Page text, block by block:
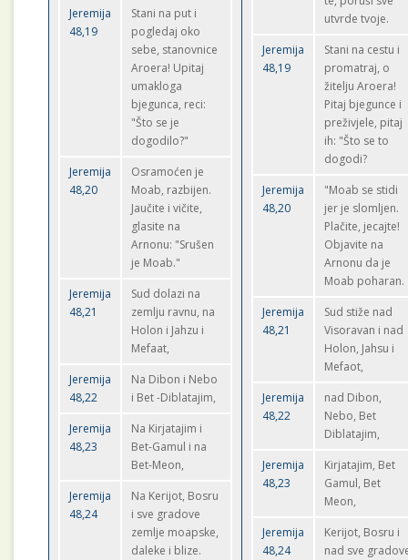
Jeremija
48,19
Stani na put i
pogledaj oko
sebe, stanovnice
Aroera! Upitaj
umakloga
bjegunca, reci:
"Što se je
dogodilo?"
Jeremija
48,20
Osramoćen je
Moab, razbijen.
Jaučite i vičite,
glasite na
Arnonu: "Srušen
je Moab."
Jeremija
48,21
Sud dolazi na
zemlju ravnu, na
Holon i Jahzu i
Mefaat,
Jeremija
48,22
Na Dibon i Nebo
i Bet -Diblatajim,
Jeremija
48,23
Na Kirjatajim i
Bet-Gamul i na
Bet-Meon,
Jeremija
48,24
Na Kerijot, Bosru
i sve gradove
zemlje moapske,
daleke i blize.
utvrde tvoje.
Jeremija
48,19
Stani na cestu i
promatraj, o
žitelju Aroera!
Pitaj bjegunce i
preživjele, pitaj
ih: "Što se to
dogodi?
Jeremija
48,20
"Moab se stidi
jer je slomljen.
Plačite, jecajte!
Objavite na
Arnonu da je
Moab poharan.
Jeremija
48,21
Sud stiže nad
Visoravan i nad
Holon, Jahsu i
Mefaot,
Jeremija
48,22
nad Dibon,
Nebo, Bet
Diblatajim,
Jeremija
48,23
Kirjatajim, Bet
Gamul, Bet
Meon,
Jeremija
48,24
Kerijot, Bosru i
nad sve